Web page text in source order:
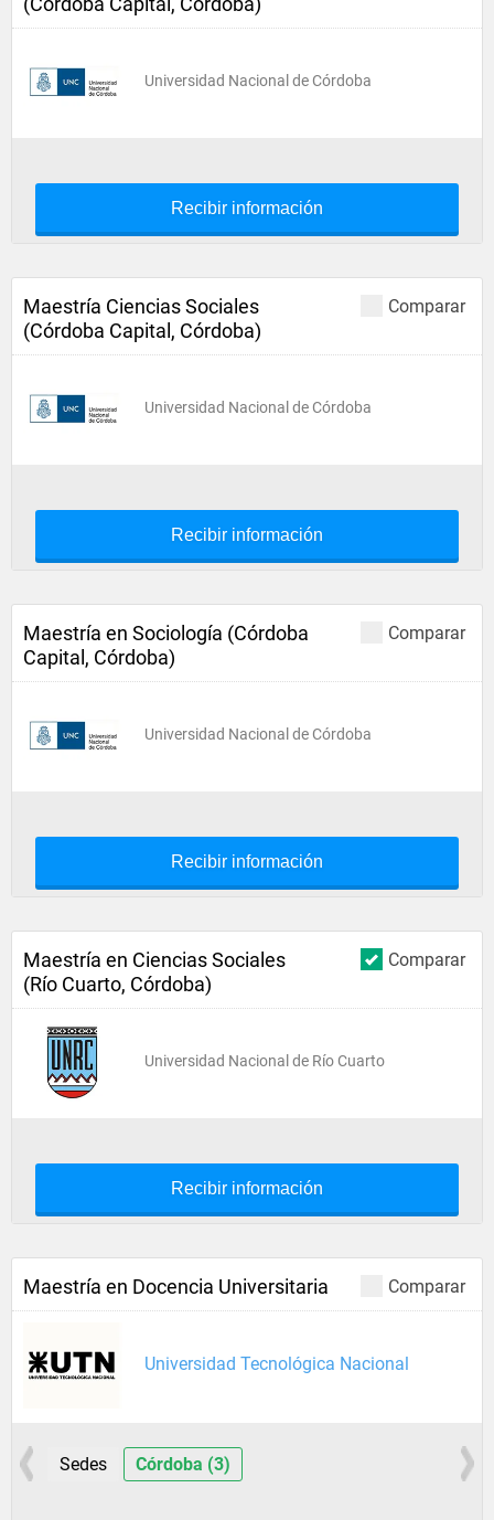
Universidad Nacional de Córdoba
Recibir información
Comparar
Maestría Ciencias Sociales
(Córdoba Capital, Córdoba)
Universidad Nacional de Córdoba
Recibir información
Comparar
Maestría en Sociología (Córdoba
Capital, Córdoba)
Universidad Nacional de Córdoba
Recibir información
Comparar
Maestría en Ciencias Sociales
(Río Cuarto, Córdoba)
Universidad Nacional de Río Cuarto
Recibir información
Comparar
Maestría en Docencia Universitaria
Universidad Tecnológica Nacional
Sedes Córdoba (3)